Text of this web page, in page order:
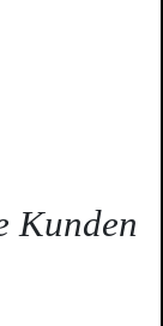
Kunden